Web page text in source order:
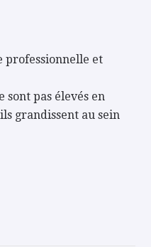
professionnelle et
sont pas élevés en
grandissent au sein